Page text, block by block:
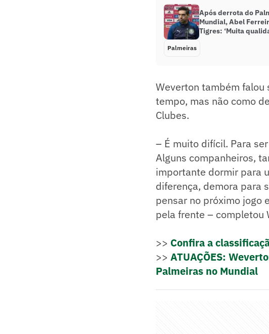
Após derrota do
Mundial, Abel
Tigres: ‘Muita
Palmeiras
Weverton também falou
tempo, mas não como
Clubes.
– É muito difícil. Para
Alguns companheiros,
importante dormir para
diferença, demora para
pensar no próximo jogo
pela frente – completou
>> Confira a
>> ATUAÇÕES:
Palmeiras no Mundial